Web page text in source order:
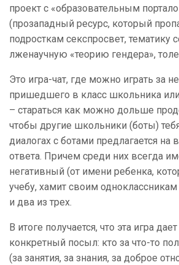
проект с «образовательным
(прозападный ресурс, который
подросткам секспросвет, тематику
лженаучную «теорию гендера»,
Это игра-чат, где можно играть за
пришедшего в класс школьника
– стараться как можно дольше
чтобы другие школьники (боты)
диалогах с ботами предлагается на
ответа. Причем среди них всегда
негативный (от имени ребенка,
учебу, хамит своим одноклассникам
и два из трех.
В итоге получается, что эта игра
конкретный посыл: кто за что-то
(за занятия, за знания, за доброе